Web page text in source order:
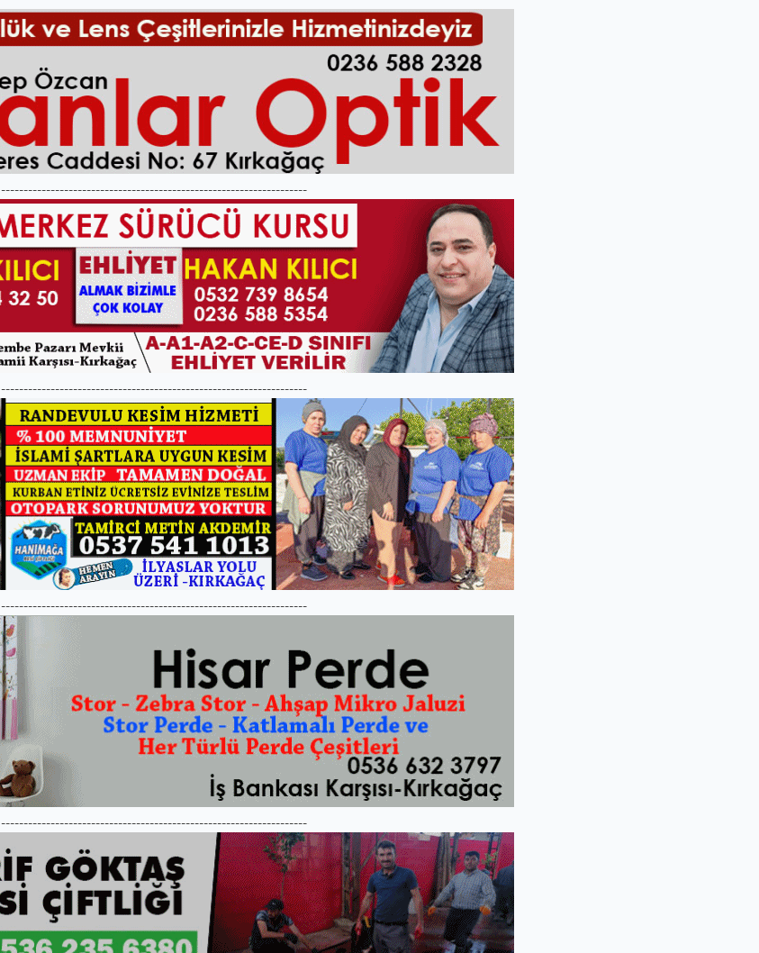
--------------------------------------------------------------------
--------------------------------------------------------------------
--------------------------------------------------------------------
--------------------------------------------------------------------